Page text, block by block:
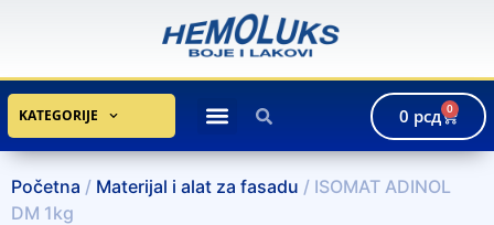
KATEGORIJE 0 рсд 0
Početna / Materijal i alat za fasadu / ISOMAT ADINOL
DM 1kg